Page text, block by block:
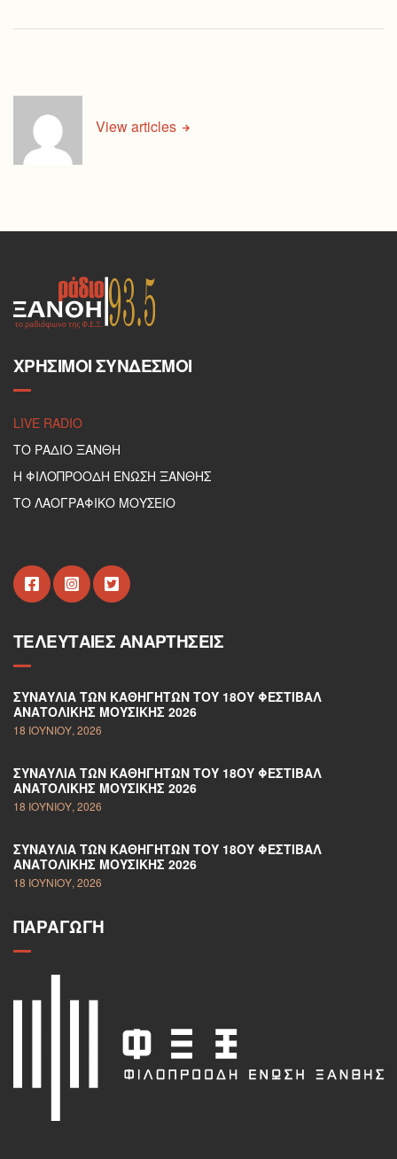
View articles
ΧΡΉΣΙΜΟΙ ΣΎΝΔΕΣΜΟΙ
LIVE RADIO
ΤΟ ΡΑΔΙΟ ΞΑΝΘΗ
Η ΦΙΛΟΠΡΟΟΔΗ ΕΝΩΣΗ ΞΑΝΘΗΣ
ΤΟ ΛΑΟΓΡΑΦΙΚΟ ΜΟΥΣΕΙΟ
ΤΕΛΕΥΤΑΊΕΣ ΑΝΑΡΤΉΣΕΙΣ
ΣΥΝΑΥΛΊΑ ΤΩΝ ΚΑΘΗΓΗΤΏΝ ΤΟΥ 18ΟΥ ΦΕΣΤΙΒΆΛ
ΑΝΑΤΟΛΙΚΉΣ ΜΟΥΣΙΚΉΣ 2026
18 ΙΟΥΝΊΟΥ, 2026
ΣΥΝΑΥΛΊΑ ΤΩΝ ΚΑΘΗΓΗΤΏΝ ΤΟΥ 18ΟΥ ΦΕΣΤΙΒΆΛ
ΑΝΑΤΟΛΙΚΉΣ ΜΟΥΣΙΚΉΣ 2026
18 ΙΟΥΝΊΟΥ, 2026
ΣΥΝΑΥΛΊΑ ΤΩΝ ΚΑΘΗΓΗΤΏΝ ΤΟΥ 18ΟΥ ΦΕΣΤΙΒΆΛ
ΑΝΑΤΟΛΙΚΉΣ ΜΟΥΣΙΚΉΣ 2026
18 ΙΟΥΝΊΟΥ, 2026
ΠΑΡΑΓΩΓΉ